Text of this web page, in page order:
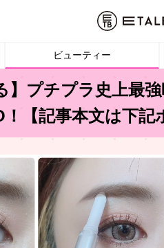
ビューティー
】プチプラ史上最
【記事本文は下記